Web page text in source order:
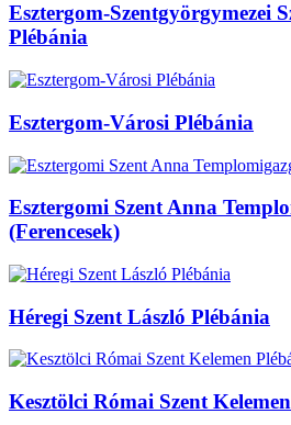
Esztergom-Szentgyörgymezei
Plébánia
Esztergom-Városi Plébánia
Esztergomi Szent Anna
(Ferencesek)
Héregi Szent László Plébánia
Kesztölci Római Szent